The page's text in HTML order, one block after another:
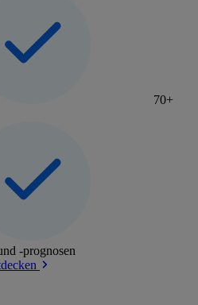
70+
-prognosen